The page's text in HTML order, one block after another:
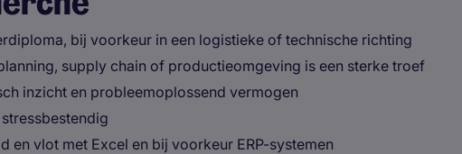
bij voorkeur in een logistieke of technische richting
supply chain of productieomgeving is een sterke troef
inzicht en probleemoplossend vermogen
en vlot met Excel en bij voorkeur ERP-systemen